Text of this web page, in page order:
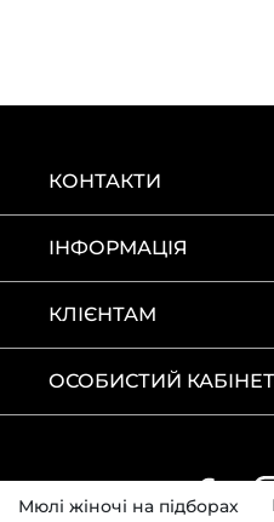
Мюлі жіночі на підборах
КОНТАКТИ
ІНФОРМАЦІЯ
КЛІЄНТАМ
ОСОБИСТИЙ КАБІНЕТ